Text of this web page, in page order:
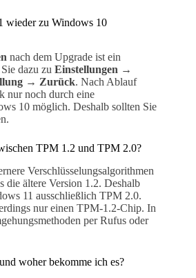
wieder zu Windows 10
nach dem Upgrade ist ein
dazu zu Einstellungen →
→ Zurück. Nach Ablauf
nur noch durch eine
10 möglich. Deshalb sollten Sie
TPM 1.2 und TPM 2.0?
Verschlüsselungsalgorithmen
die ältere Version 1.2. Deshalb
11 ausschließlich TPM 2.0.
nur einen TPM-1.2-Chip. In
per Rufus oder
woher bekomme ich es?